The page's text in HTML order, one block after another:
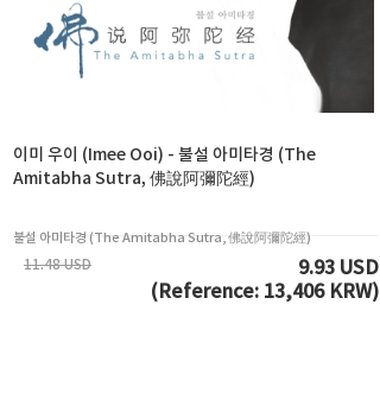
이미 우이 (Imee Ooi) - 불설 아미타경 (The
Amitabha Sutra, 佛說阿彌陀經)
불설 아미타경 (The Amitabha Sutra, 佛說阿彌陀經)
11.48 USD
9.93 USD
(Reference: 13,406 KRW)